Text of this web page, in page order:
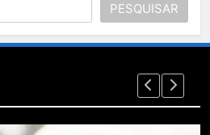
PESQUISAR